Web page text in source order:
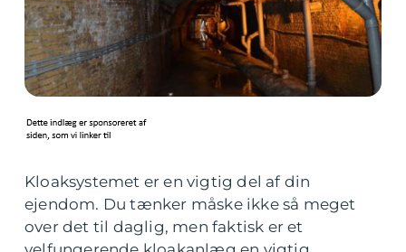
Kloaksystemet er en vigtig del af din
ejendom. Du tænker måske ikke så meget
over det til daglig, men faktisk er et